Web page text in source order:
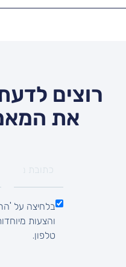
רוצים
את
בלחיצה על
טלפון.